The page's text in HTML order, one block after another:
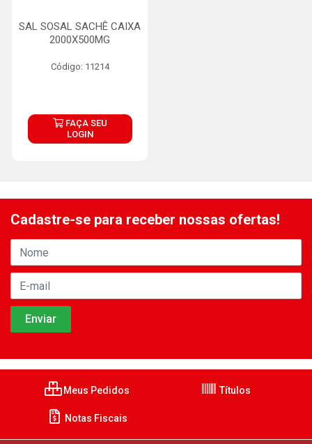
SAL SOSAL SACHÊ CAIXA
2000X500MG
Código: 11214
FAÇA SEU
LOGIN
Cadastre-se para receber nossas ofertas!
Meus Pedidos Títulos
Notas Fiscais